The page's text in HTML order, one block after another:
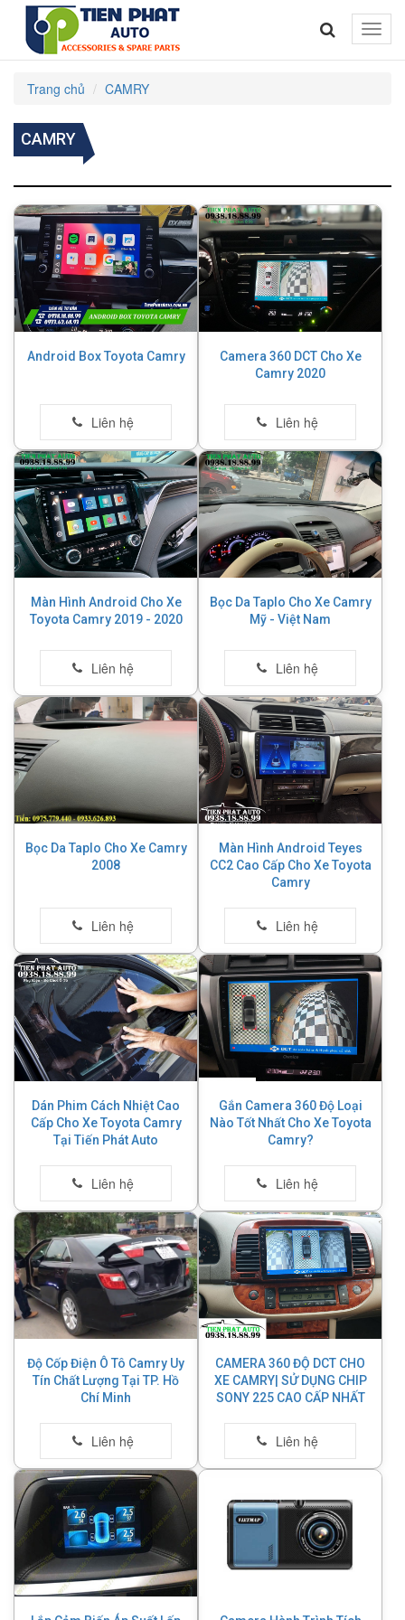
Toggle
Trang chủ CAMRY
CAMRY
Android Box Toyota Camry
Camera 360 DCT Cho Xe
Camry 2020
Màn Hình Android Cho Xe
Toyota Camry 2019 - 2020
Bọc Da Taplo Cho Xe Camry
Mỹ - Việt Nam
Bọc Da Taplo Cho Xe Camry
2008
Màn Hình Android Teyes
CC2 Cao Cấp Cho Xe Toyota
Camry
Dán Phim Cách Nhiệt Cao
Cấp Cho Xe Toyota Camry
Tại Tiến Phát Auto
Gắn Camera 360 Độ Loại
Nào Tốt Nhất Cho Xe Toyota
Camry?
Độ Cốp Điện Ô Tô Camry Uy
Tín Chất Lượng Tại TP. Hồ
Chí Minh
CAMERA 360 ĐỘ DCT CHO
XE CAMRY| SỬ DỤNG CHIP
SONY 225 CAO CẤP NHẤT